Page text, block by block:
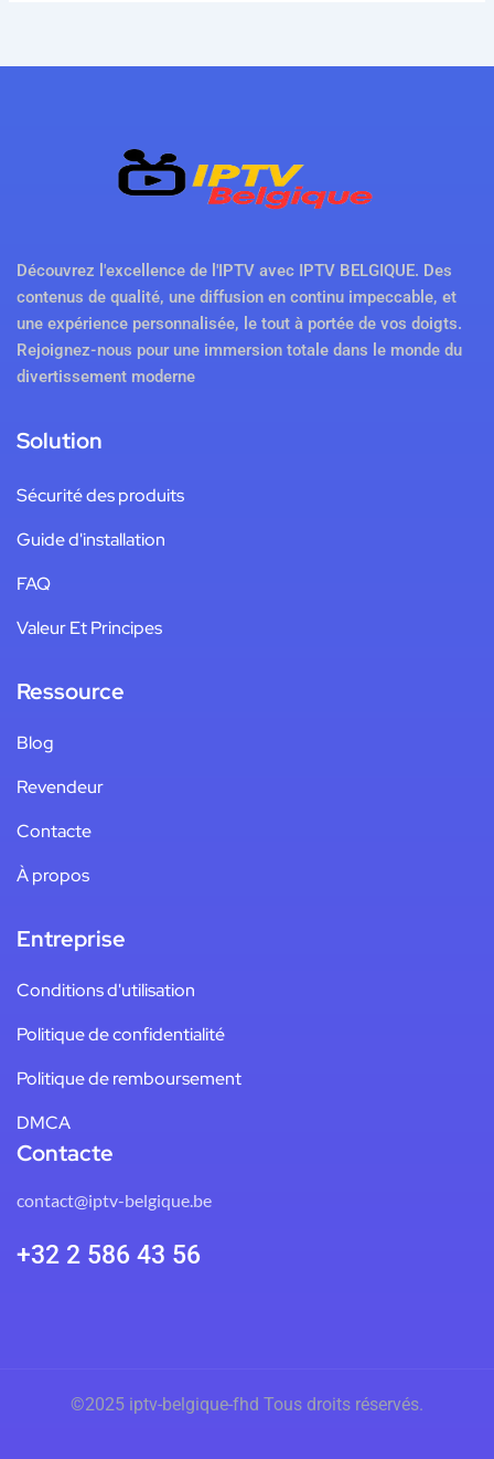
Découvrez l'excellence de l'IPTV avec IPTV BELGIQUE. Des
contenus de qualité, une diffusion en continu impeccable, et
une expérience personnalisée, le tout à portée de vos doigts.
Rejoignez-nous pour une immersion totale dans le monde du
divertissement moderne
Solution
Sécurité des produits
Guide d'installation
FAQ
Valeur Et Principes
Ressource
Blog
Revendeur
Contacte
À propos
Entreprise
Conditions d'utilisation
Politique de confidentialité
Politique de remboursement
DMCA
Contacte
contact@iptv-belgique.be
+32 2 586 43 56
©2025 iptv-belgique-fhd Tous droits réservés.